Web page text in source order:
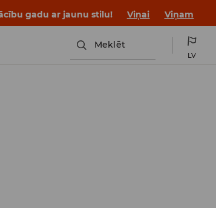
gadu ar jaunu stilu! Viņai Viņam
Meklēt
LV